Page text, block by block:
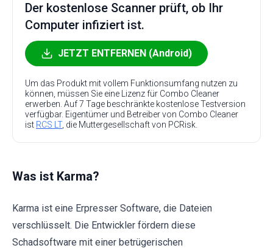
Der kostenlose Scanner prüft, ob Ihr
Computer infiziert ist.
JETZT ENTFERNEN (Android)
Um das Produkt mit vollem Funktionsumfang nutzen zu
können, müssen Sie eine Lizenz für Combo Cleaner
erwerben. Auf 7 Tage beschränkte kostenlose Testversion
verfügbar. Eigentümer und Betreiber von Combo Cleaner
ist RCS LT, die Muttergesellschaft von PCRisk.
Was ist Karma?
Karma ist eine Erpresser Software, die Dateien
verschlüsselt. Die Entwickler fördern diese
Schadsoftware mit einer betrügerischen